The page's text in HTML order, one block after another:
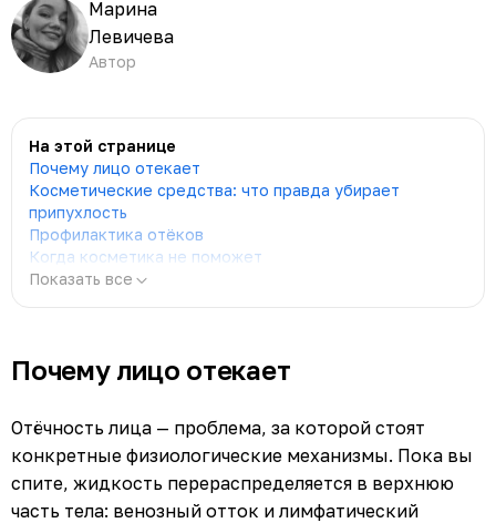
Марина
Левичева
Автор
На этой странице
Почему лицо отекает
Косметические средства: что правда убирает
припухлость
Профилактика отёков
Когда косметика не поможет
Показать все
Почему лицо отекает
Отёчность лица — проблема, за которой стоят
конкретные физиологические механизмы. Пока вы
спите, жидкость перераспределяется в верхнюю
часть тела: венозный отток и лимфатический